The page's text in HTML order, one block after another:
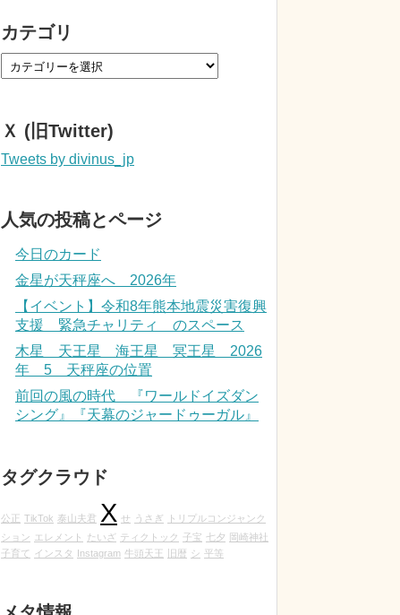
カテゴリ
Ｘ (旧Twitter)
Tweets by divinus_jp
人気の投稿とページ
今日のカード
金星が天秤座へ 2026年
【イベント】令和8年熊本地震災害復興
支援 緊急チャリティ のスペース
木星 天王星 海王星 冥王星 2026
年 5 天秤座の位置
前回の風の時代 『ワールドイズダン
シング』『天幕のジャードゥーガル』
タグクラウド
公正 TikTok 泰山夫君 X せ うさぎ
トリプルコンジャンク
ション
エレメント たいざ ティクトック 子宝 七夕
岡崎神社
子育て
インスタ Instagram 牛頭天王 旧暦 シ 平等